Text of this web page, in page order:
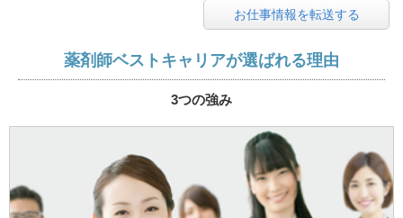
お仕事情報を転送する
薬剤師ベストキャリアが選ばれる理由
3つの強み